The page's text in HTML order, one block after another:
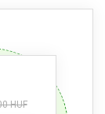
HUF